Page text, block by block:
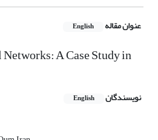
عنوان مقاله English
A Case Study in
نویسندگان English